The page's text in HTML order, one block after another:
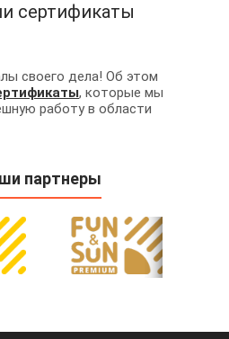
сертификаты
своего дела! Об этом
, которые мы
работу в области
партнеры